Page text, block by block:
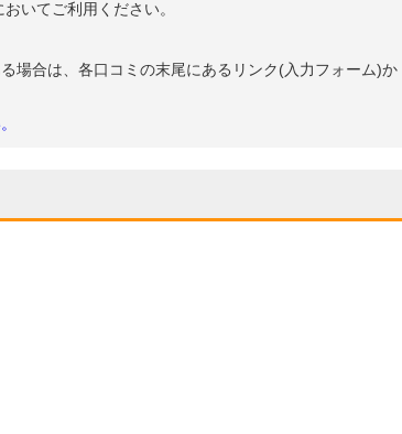
いてご利用ください。
場合は、各口コミの末尾にあるリンク(入力フォーム)か